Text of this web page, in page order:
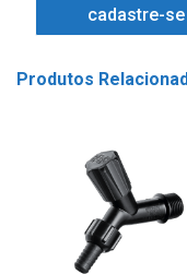
cadastre-
Produtos